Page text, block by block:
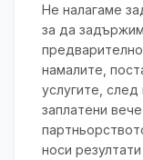
Не налагаме
за да
намалите,
услугите,
заплатени
носи